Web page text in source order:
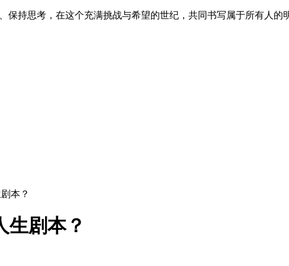
保持思考，在这个充满挑战与希望的世纪，共同书写属于所有人的
本？
生剧本？